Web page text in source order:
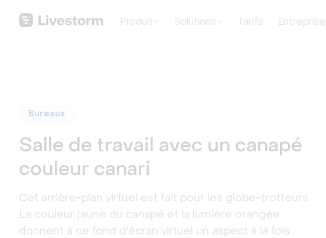
Produit Solutions Tarifs Entreprise
Bureaux
Salle de travail avec un canapé
couleur canari
Cet arrière-plan virtuel est fait pour les globe-trotteurs.
La couleur jaune du canapé et la lumière orangée
donnent à ce fond d'écran virtuel un aspect à la fois